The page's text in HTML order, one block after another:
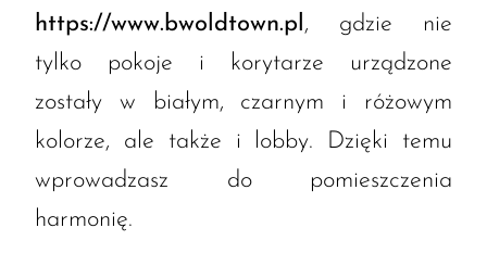
https://www.bwoldtown.pl, gdzie nie
tylko pokoje i korytarze urządzone
zostały w białym, czarnym i różowym
kolorze, ale także i lobby. Dzięki temu
wprowadzasz do pomieszczenia
harmonię.